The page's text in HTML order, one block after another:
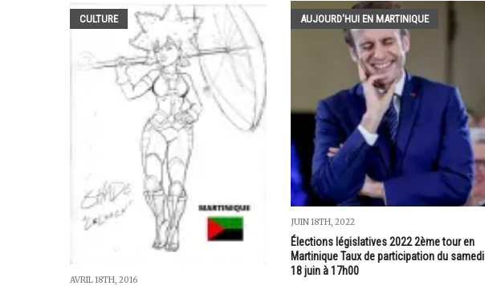
CULTURE
AVRIL 18TH, 2016
AUJOURD'HUI EN MARTINIQUE
JUIN 18TH, 2022
Élections législatives 2022 2ème tour en
Martinique Taux de participation du samedi
18 juin à 17h00